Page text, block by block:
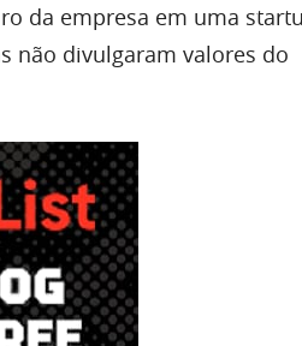
da empresa em uma
não divulgaram valores do